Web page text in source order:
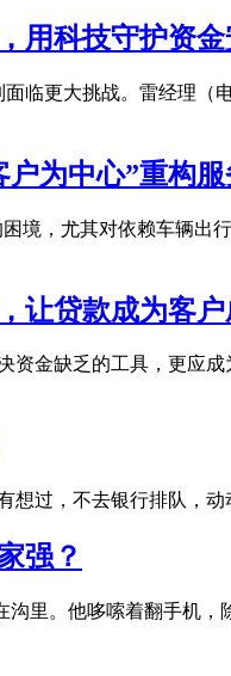
用科技守护资
临更大挑战。雷经理（
户为中心”重构
境，尤其对依赖车辆出
让贷款成为客
资金缺乏的工具，更应
想过，不去银行排队，
强？
里。他哆嗦着翻手机